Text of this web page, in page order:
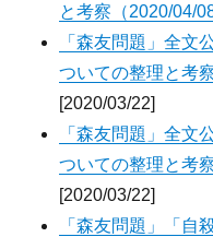
と考察（2020/04/08
「森友問題」全文
ついての整理と考
[2020/03/22]
「森友問題」全文
ついての整理と考
[2020/03/22]
「森友問題」「自